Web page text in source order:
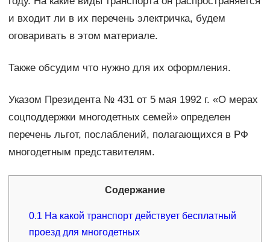
и входит ли в их перечень электричка, будем
оговаривать в этом материале.
Также обсудим что нужно для их оформления.
Указом Президента № 431 от 5 мая 1992 г. «О мерах
соцподдержки многодетных семей» определен
перечень льгот, послаблений, полагающихся в РФ
многодетным представителям.
Содержание
0.1 На какой транспорт действует бесплатный
проезд для многодетных